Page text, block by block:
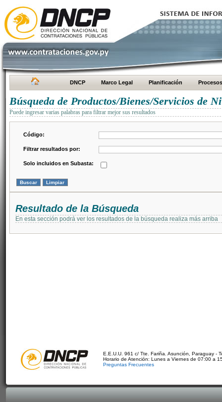
DNCP Marco Legal Planificación Procesos
Búsqueda de Productos/Bienes/Servicios de
Puede ingresar varias palabras para filtrar mejor sus resultados
Código:
Filtrar resultados por:
Solo incluidos en Subasta:
Resultado de la Búsqueda
En esta sección podrá ver los resultados de la búsqueda realiza más arriba
E.E.U.U. 961 c/ Tte. Fariña. Asunción, Paraguay -
Horario de Atención: Lunes a Viernes de 07:00 a
Preguntas Frecuentes